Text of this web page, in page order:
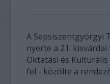
A Sepsiszentgyörgyi
nyerte a 21.
Oktatási és
fel - közölte a